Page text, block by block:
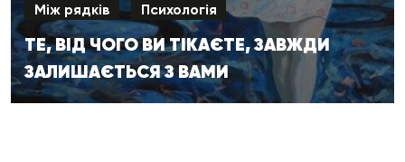
Між рядків Психологія
ТЕ, ВІД ЧОГО ВИ ТІКАЄТЕ, ЗАВЖДИ
ЗАЛИШАЄТЬСЯ З ВАМИ